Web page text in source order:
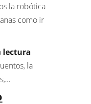
la robótica
como ir
lectura
la